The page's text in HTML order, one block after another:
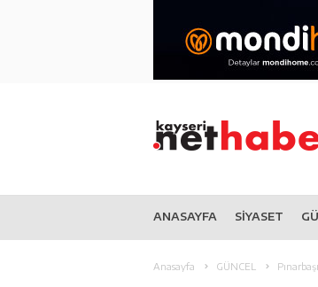
ANASAYFA SİYASET
Anasayfa GÜNCEL